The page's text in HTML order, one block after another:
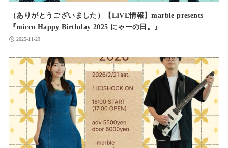
（ありがとうございました）【LIVE情報】marble presents
『micco Happy Birthday 2025 にゃーの日。』
2025-11-29